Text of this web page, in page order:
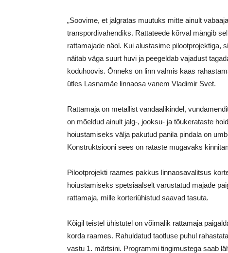
„Soovime, et jalgratas muutuks mitte ainult
transpordivahendiks. Rattateede kõrval mängib
rattamajade näol. Kui alustasime pilootprojektiga,
näitab väga suurt huvi ja peegeldab vajadust
koduhoovis. Õnneks on linn valmis kaas
ütles Lasnamäe linnaosa vanem Vladimir Svet.
Rattamaja on metallist vandaalikindel,
on mõeldud ainult jalg-, jooksu- ja tõukerataste
hoiustamiseks välja pakutud panila pindala on
Konstruktsiooni sees on rataste mugavaks
Pilootprojekti raames pakkus linnaosavalitsus
hoiustamiseks spetsiaalselt varustatud majade
rattamaja, mille korteriühistud saavad tasuta.
Kõigil teistel ühistutel on võimalik rattamaja
korda raames. Rahuldatud taotluse puhul
vastu 1. märtsini. Programmi tingimustega saab